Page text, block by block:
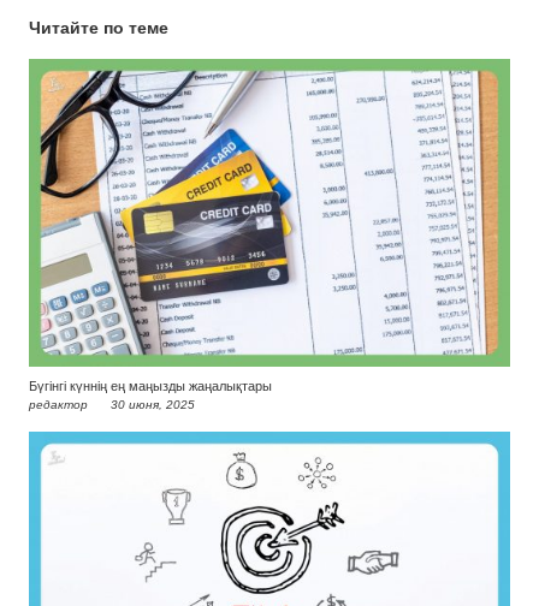
Читайте по теме
Бүгінгі күннің ең маңызды жаңалықтары
редактор 30 июня, 2025